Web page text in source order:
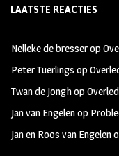
b
oo
k
ag
m
tt
LAATSTE REACTIES
Nelleke de bresserop
Peter Tuerlings op
Twan de Jonghop
Jan van Engelenop
Jan en Roos van Engelen